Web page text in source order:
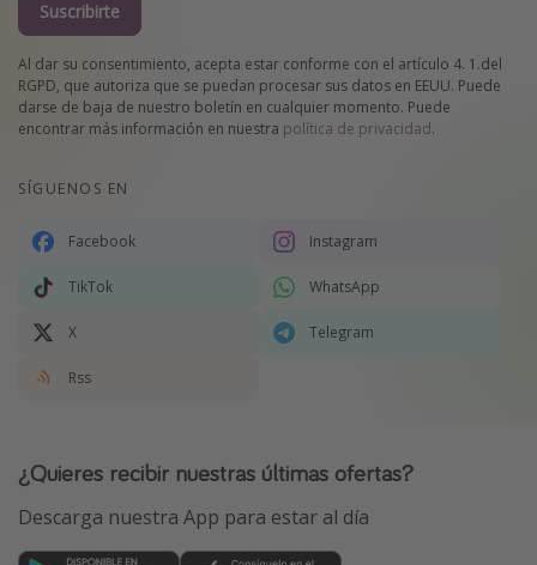
Suscribirte
Al dar su consentimiento, acepta estar conforme con el artículo 4. 1.del
RGPD, que autoriza que se puedan procesar sus datos en EEUU. Puede
darse de baja de nuestro boletín en cualquier momento. Puede
encontrar más información en nuestra política de privacidad.
SÍGUENOS EN
Facebook Instagram
TikTok WhatsApp
X Telegram
Rss
¿Quieres recibir nuestras últimas ofertas?
Descarga nuestra App para estar al día